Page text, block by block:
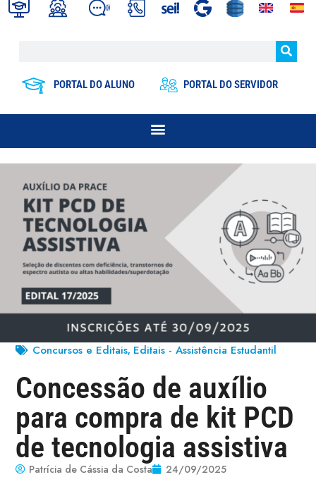
PORTAL DO ALUNO PORTAL DO SERVIDOR
Concursos e Editais, Editais - Assistência Estudantil
Concessão de auxílio
para compra de kit PCD
de tecnologia assistiva
Patrícia de Cássia da Costa 24/09/2025